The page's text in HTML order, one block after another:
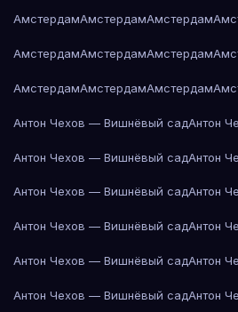
АмстердамАмстердамАмстердам
АмстердамАмстердамАмстердам
АмстердамАмстердамАмстердам
Антон Чехов — Вишнёвый садАнтон
Антон Чехов — Вишнёвый садАнтон
Антон Чехов — Вишнёвый садАнтон
Антон Чехов — Вишнёвый садАнтон
Антон Чехов — Вишнёвый садАнтон
Антон Чехов — Вишнёвый садАнтон